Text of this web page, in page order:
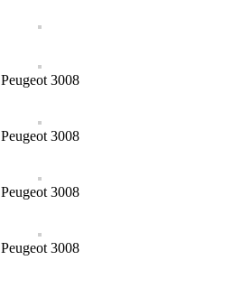
Peugeot 3008
Peugeot 3008
Peugeot 3008
Peugeot 3008